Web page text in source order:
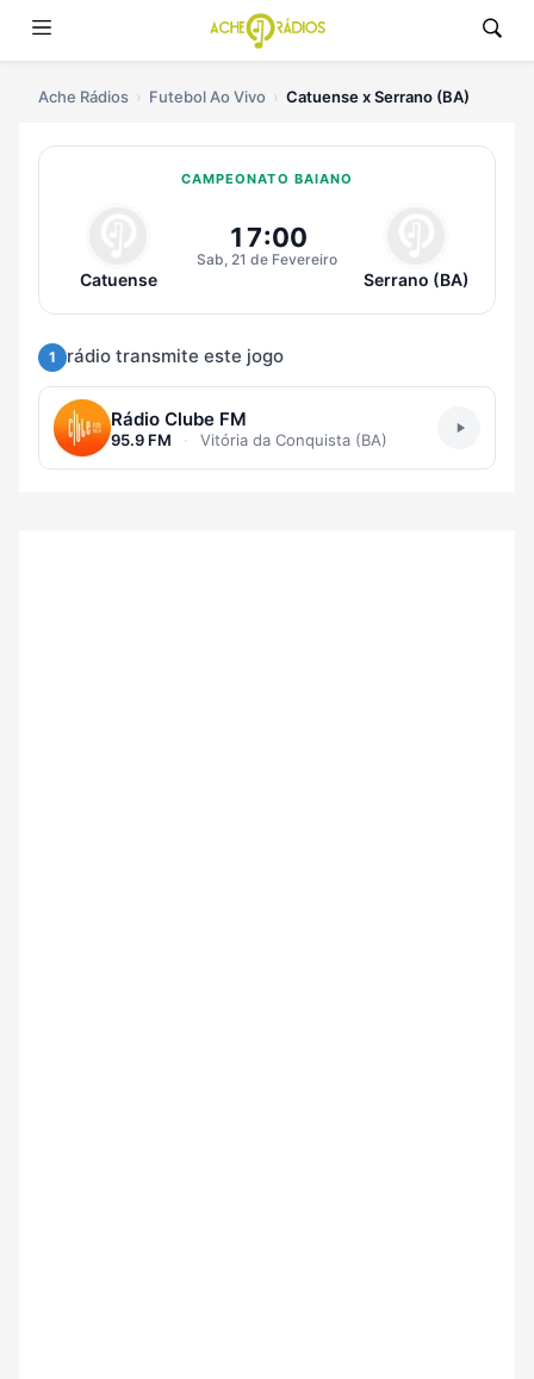
Ache Rádios Futebol Ao Vivo Catuense x Serrano (BA)
CAMPEONATO BAIANO
Catuense
17:00
Sab, 21 de Fevereiro
Serrano (BA)
1 rádio transmite este jogo
Rádio Clube FM
95.9 FM · Vitória da Conquista (BA)